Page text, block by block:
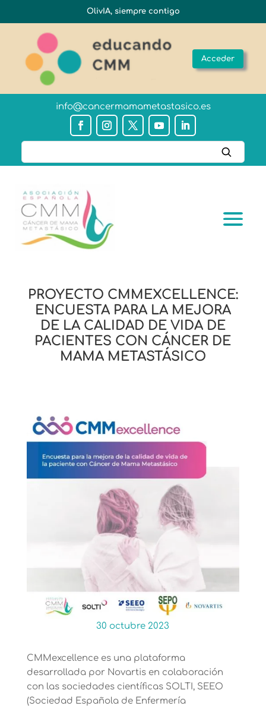
OlivIA, siempre contigo
Acceder
info@cancermamametastasico.es
PROYECTO CMMEXCELLENCE:
ENCUESTA PARA LA MEJORA
DE LA CALIDAD DE VIDA DE
PACIENTES CON CÁNCER DE
MAMA METASTÁSICO
30 octubre 2023
CMMexcellence es una plataforma
desarrollada por Novartis en colaboración
con las sociedades científicas SOLTI, SEEO
(Sociedad Española de Enfermería